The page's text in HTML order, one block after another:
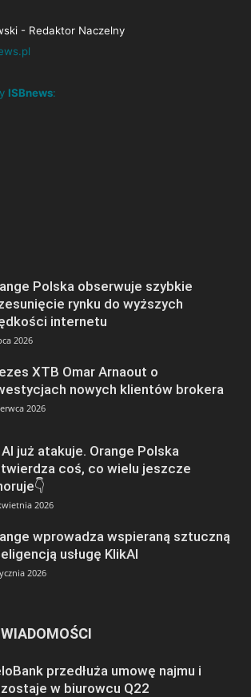
- Redaktor Naczelny
ISBnews:
Polska obserwuje szybkie
rynku do wyższych
internetu
2026
XTB Omar Arnaout o
nowych klientów brokera
2026
AI już atakuje. Orange Polska
coś, co wielu jeszcze
2026
wprowadza wspieraną sztuczną
usługę KlikAI
2026
przedłuża umowę najmu i
w biurowcu Q22